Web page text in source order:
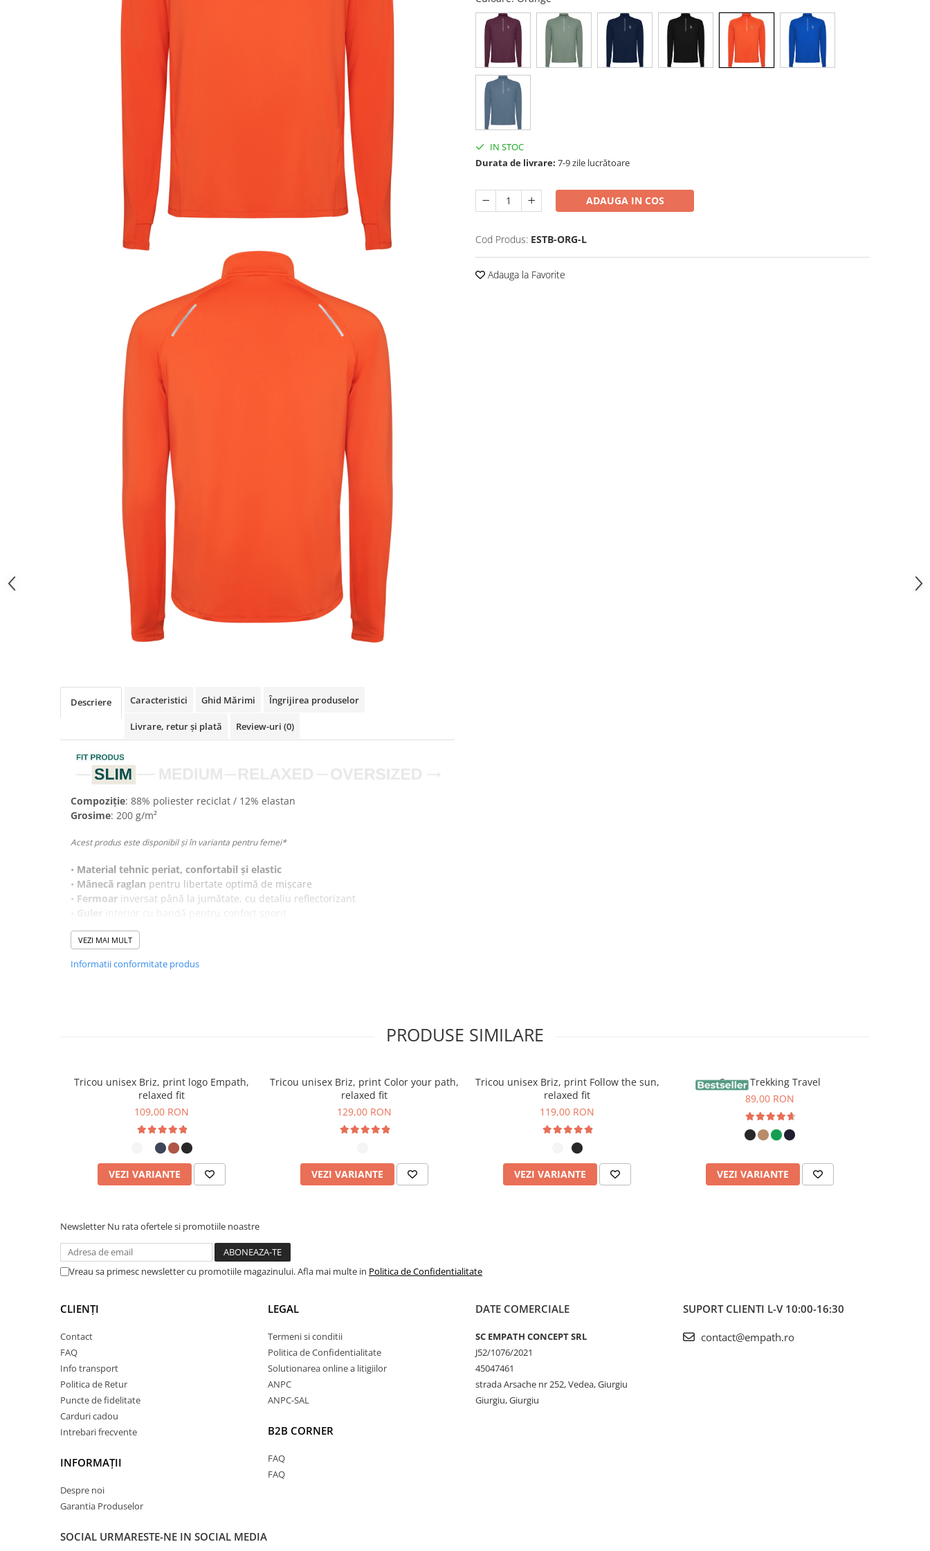
IN STOC
Durata de livrare: 7-9 zile lucrătoare
ADAUGA IN COS
Cod Produs: ESTB-ORG-L
Adauga la Favorite
Descriere Caracteristici Ghid Mărimi Îngrijirea produselor
Livrare, retur și plată Review-uri (0)
Compoziție: 88% poliester reciclat / 12% elastan
Grosime: 200 g/m²
Acest produs este disponibil și în varianta pentru femei*
• Material tehnic periat, confortabil și elastic
• Mânecă raglan pentru libertate optimă de mișcare
• Fermoar inversat până la jumătate, cu detaliu reflectorizant
Guler
•Manșetecu deschidere pentru degetul mare
• Detalii reflectorizante în partea din spate si logo pentru vizibilitate crescută
•Certificat GRS– garantează utilizarea materialelor reciclate și sustenabile
VEZI MAI MULT
Informatii conformitate produs
PRODUSE SIMILARE
Tricou unisex Briz, print logo Empath,
relaxed fit
109,00 RON
VEZI VARIANTE
Tricou unisex Briz, print Color your path,
relaxed fit
129,00 RON
VEZI VARIANTE
Tricou unisex Briz, print Follow the sun,
relaxed fit
119,00 RON
VEZI VARIANTE
Sapca Trekking Travel
89,00 RON
VEZI VARIANTE
Newsletter Nu rata ofertele si promotiile noastre
Vreau sa primesc newsletter cu promotiile magazinului. Afla mai multe in Politica de Confidentialitate
CLIENȚI
Contact
FAQ
Info transport
Politica de Retur
Puncte de fidelitate
Carduri cadou
Intrebari frecvente
INFORMAȚII
Despre noi
Garantia Produselor
LEGAL
Termeni si conditii
Politica de Confidentialitate
Solutionarea online a litigiilor
ANPC
ANPC-SAL
B2B CORNER
FAQ
FAQ
DATE COMERCIALE
SC EMPATH CONCEPT SRL
J52/1076/2021
45047461
strada Arsache nr 252, Vedea, Giurgiu
Giurgiu, Giurgiu
SUPORT CLIENTI L-V 10:00-16:30
contact@empath.ro
SOCIAL URMARESTE-NE IN SOCIAL MEDIA